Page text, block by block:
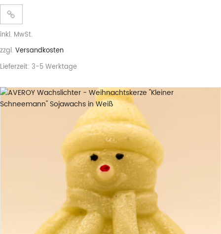
inkl. MwSt.
zzgl. Versandkosten
Lieferzeit: 3-5 Werktage